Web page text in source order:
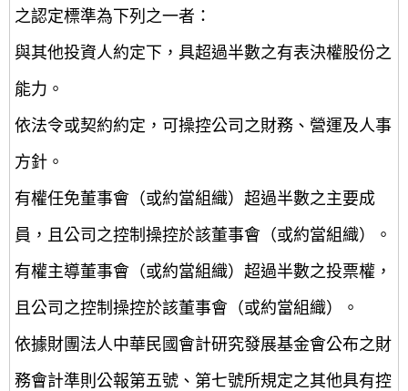
之認定標準為下列之一者：
與其他投資人約定下，具超過半數之有表決權股份之
能力。
依法令或契約約定，可操控公司之財務、營運及人事
方針。
有權任免董事會（或約當組織）超過半數之主要成
員，且公司之控制操控於該董事會（或約當組織）。
有權主導董事會（或約當組織）超過半數之投票權，
且公司之控制操控於該董事會（或約當組織）。
依據財團法人中華民國會計研究發展基金會公布之財
務會計準則公報第五號、第七號所規定之其他具有控